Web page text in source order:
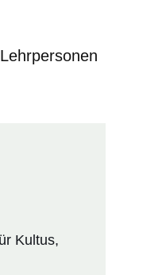
Kultus,